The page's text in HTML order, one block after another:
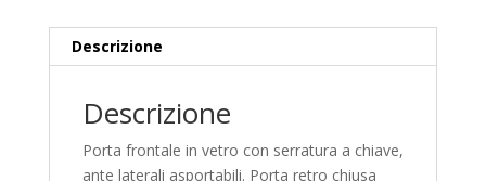
Descrizione
Descrizione
Porta frontale in vetro con serratura a chiave,
ante laterali asportabili. Porta retro chiusa